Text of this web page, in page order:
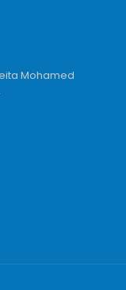
Mohamed